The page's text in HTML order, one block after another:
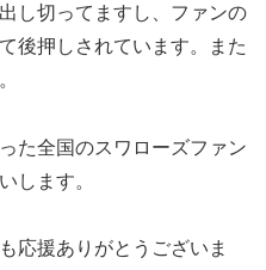
し切ってますし、ファンの
後押しされています。また
た全国のスワローズファン
します。
応援ありがとうございま